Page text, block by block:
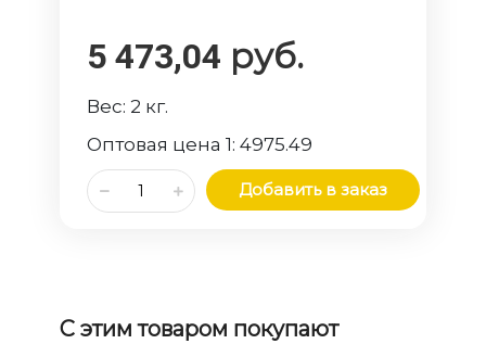
5 473,04 руб.
Вес: 2 кг.
Оптовая цена 1:4975.49
Добавить в заказ
С этим товаром покупают